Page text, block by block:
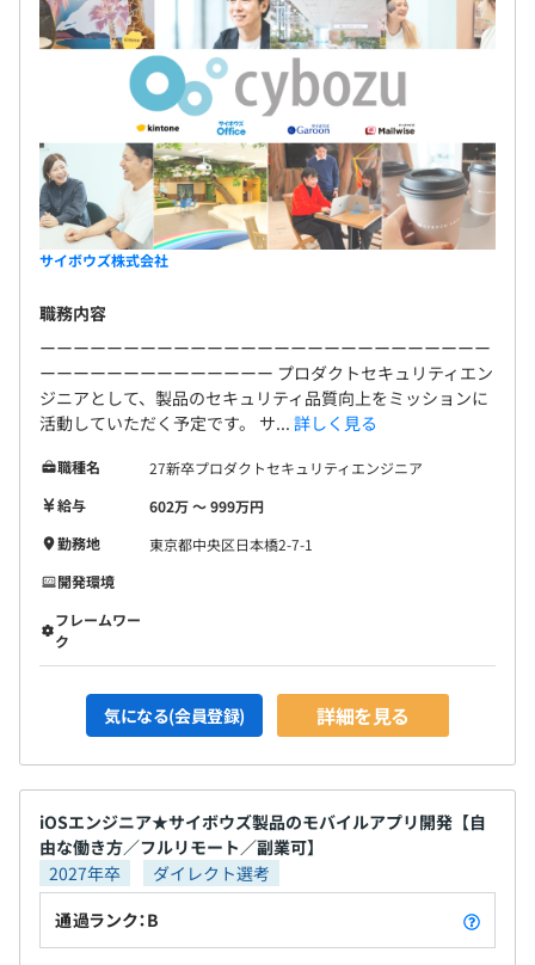
サイボウズ株式会社
職務内容
ーーーーーーーーーーーーーーーーーーーーーーーーーーー
ーーーーーーーーーーーーーー プロダクトセキュリティエン
ジニアとして、製品のセキュリティ品質向上をミッションに
活動していただく予定です。 サ... 詳しく見る
職種名
27新卒プロダクトセキュリティエンジニア
給与
602万 〜 999万円
勤務地
東京都中央区日本橋2-7-1
開発環境
フレームワー
ク
気になる(会員登録) 詳細を見る
iOSエンジニア★サイボウズ製品のモバイルアプリ開発【自
由な働き方／フルリモート／副業可】
2027年卒
ダイレクト選考
通過ランク：B